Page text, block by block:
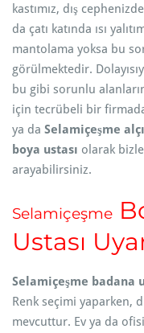
kastımız, dış
da çatı katında ısı
mantolama yoksa bu
görülmektedir.
bu gibi sorunlu
için tecrübeli bir
ya da Selamiçeşme alçı
boya ustası olarak
arayabilirsiniz.
Selamiçeşme
Ustası
Selamiçeşme badana
Renk seçimi yaparken,
mevcuttur. Ev ya da